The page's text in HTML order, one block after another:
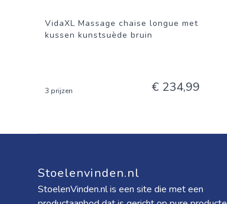
VidaXL Massage chaise longue met
kussen kunstsuède bruin
3 prijzen € 234,99
Stoelenvinden.nl
StoelenVinden.nl is een site die met een